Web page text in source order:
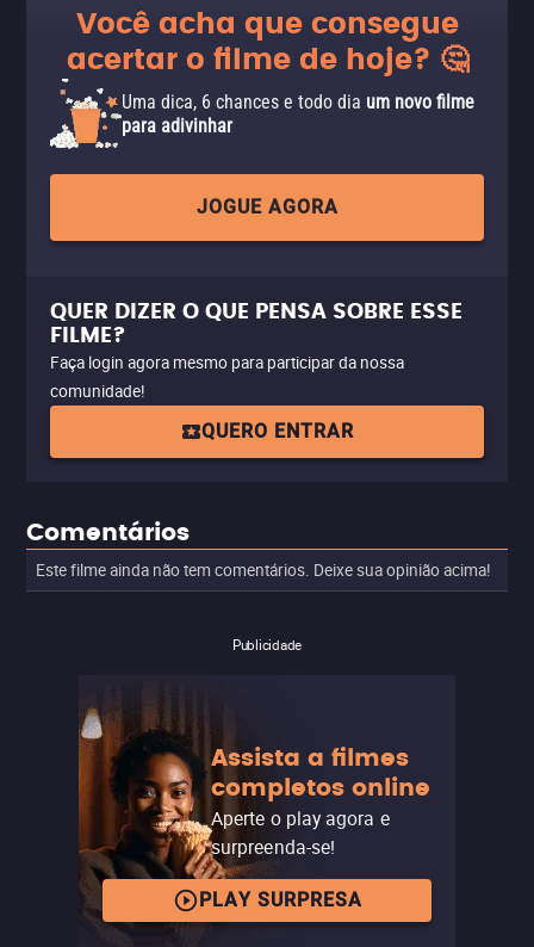
Você acha que consegue
acertar o filme de hoje? 🤔
Uma dica, 6 chances e todo dia um novo filme
para adivinhar
JOGUE AGORA
QUER DIZER O QUE PENSA SOBRE ESSE
FILME?
Faça login agora mesmo para participar da nossa
comunidade!
QUERO ENTRAR
Comentários
Este filme ainda não tem comentários. Deixe sua opinião acima!
Publicidade
Assista a filmes
completos online
Aperte o play agora e
surpreenda-se!
PLAY SURPRESA